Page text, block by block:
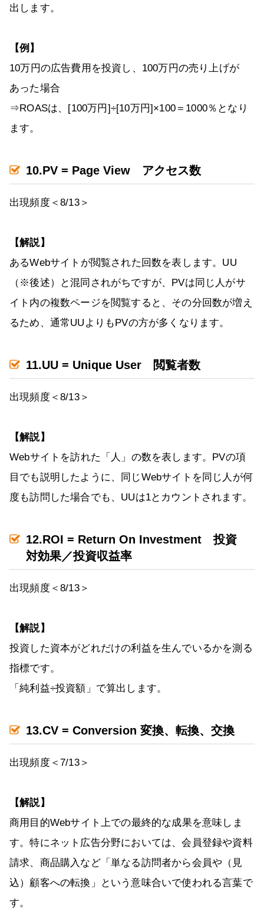
出します。
【例】
10万円の広告費用を投資し、100万円の売り上げが
あった場合
⇒ROASは、[100万円]÷[10万円]×100＝1000％となり
ます。
10.PV = Page View アクセス数
出現頻度＜8/13＞
【解説】
あるWebサイトが閲覧された回数を表します。UU
（※後述）と混同されがちですが、PVは同じ人がサ
イト内の複数ページを閲覧すると、その分回数が増え
るため、通常UUよりもPVの方が多くなります。
11.UU = Unique User 閲覧者数
出現頻度＜8/13＞
【解説】
Webサイトを訪れた「人」の数を表します。PVの項
目でも説明したように、同じWebサイトを同じ人が何
度も訪問した場合でも、UUは1とカウントされます。
12.ROI = Return On Investment 投資
対効果／投資収益率
出現頻度＜8/13＞
【解説】
投資した資本がどれだけの利益を生んでいるかを測る
指標です。
「純利益÷投資額」で算出します。
13.CV = Conversion 変換、転換、交換
出現頻度＜7/13＞
【解説】
商用目的Webサイト上での最終的な成果を意味しま
す。特にネット広告分野においては、会員登録や資料
請求、商品購入など「単なる訪問者から会員や（見
込）顧客への転換」という意味合いで使われる言葉で
す。